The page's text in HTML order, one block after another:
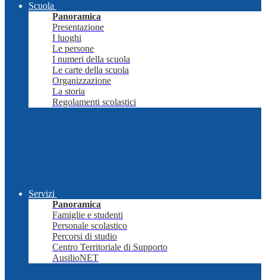
Scuola
Panoramica
Presentazione
I luoghi
Le persone
I numeri della scuola
Le carte della scuola
Organizzazione
La storia
Regolamenti scolastici
Servizi
Panoramica
Famiglie e studenti
Personale scolastico
Percorsi di studio
Centro Territoriale di Supporto
AusilioNET